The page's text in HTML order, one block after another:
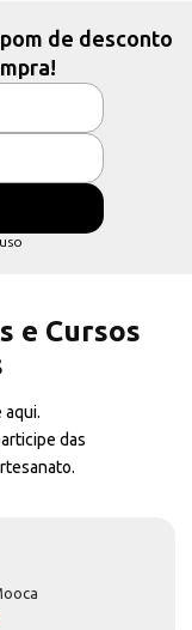
de desconto
e Cursos
aqui.
das